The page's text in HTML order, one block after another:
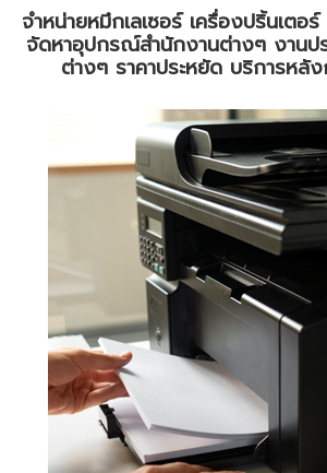
จำหน่ายหมึกเลเซอร์ เครื่องปริ้นเตอ
จัดหาอุปกรณ์สำนักงานต่างๆ งานป
ต่างๆ ราคาประหยัด บริการหลัง